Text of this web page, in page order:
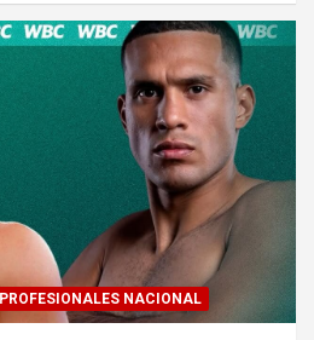
PROFESIONALES NACIONAL